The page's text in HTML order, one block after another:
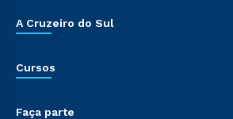
A Cruzeiro do Sul
Cursos
Faça parte